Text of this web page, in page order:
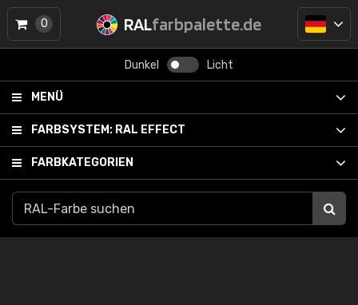
RALfarbpalette.de
Dunkel Licht
MENÜ
FARBSYSTEM: RAL EFFECT
FARBKATEGORIEN
0